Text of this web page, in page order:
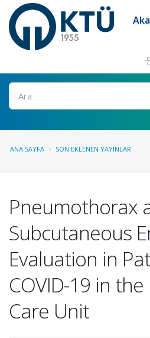
Ara
ANA SAYFA SON EKLENEN YAYINLAR
Pneumothorax
Subcutaneous
Evaluation in
COVID-19 in
Care Unit